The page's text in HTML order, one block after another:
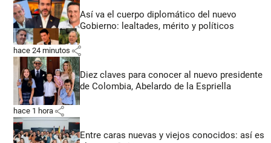
Así va el cuerpo diplomático del nuevo
Gobierno: lealtades, mérito y políticos
hace 24 minutos share
Diez claves para conocer al nuevo presidente
de Colombia, Abelardo de la Espriella
hace 1 hora share
Entre caras nuevas y viejos conocidos: así es